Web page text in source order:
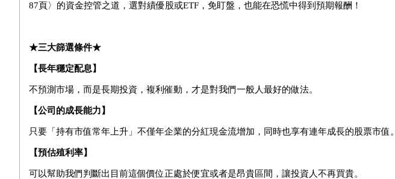
87頁〉的資金控管之道，選對績優股或ETF，免盯盤，也能在恐慌中得到預期報酬！
★三大篩選條件★
【長年穩定配息】
不預測市場，而是長期投資，複利催動，才是對我們一般人最好的做法。
【公司的成長能力】
只要「持有市值常年上升」不僅年企業的分紅現金流增加，同時也享有連年成長的股票市值。
【預估殖利率】
可以幫助我們判斷出目前這個價位正處於便宜或者是昂貴區間，讓投資人不再買貴。